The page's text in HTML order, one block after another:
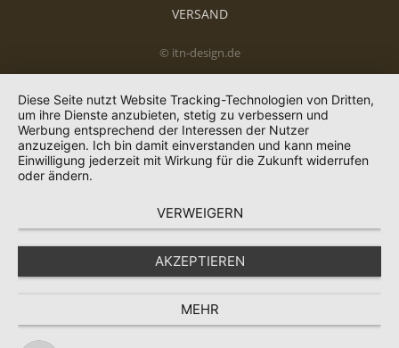
VERSAND
© itn-design.de
Diese Seite nutzt Website Tracking-Technologien von Dritten,
um ihre Dienste anzubieten, stetig zu verbessern und
Werbung entsprechend der Interessen der Nutzer
anzuzeigen. Ich bin damit einverstanden und kann meine
Einwilligung jederzeit mit Wirkung für die Zukunft widerrufen
oder ändern.
VERWEIGERN
AKZEPTIEREN
MEHR